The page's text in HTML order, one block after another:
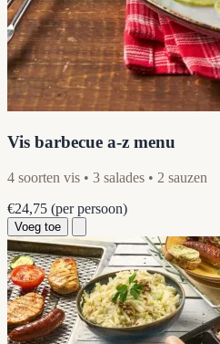
Vis barbecue a-z menu
4 soorten vis • 3 salades • 2 sauzen
€24,75 (per persoon)
Voeg toe